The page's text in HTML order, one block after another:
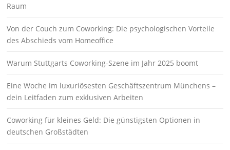
Raum
Von der Couch zum Coworking: Die psychologischen Vorteile
des Abschieds vom Homeoffice
Warum Stuttgarts Coworking-Szene im Jahr 2025 boomt
Eine Woche im luxuriösesten Geschäftszentrum Münchens –
dein Leitfaden zum exklusiven Arbeiten
Coworking für kleines Geld: Die günstigsten Optionen in
deutschen Großstädten